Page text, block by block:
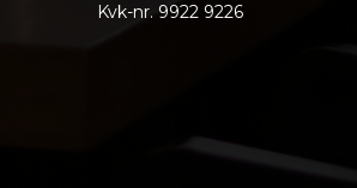
Kvk-nr. 9922 9226